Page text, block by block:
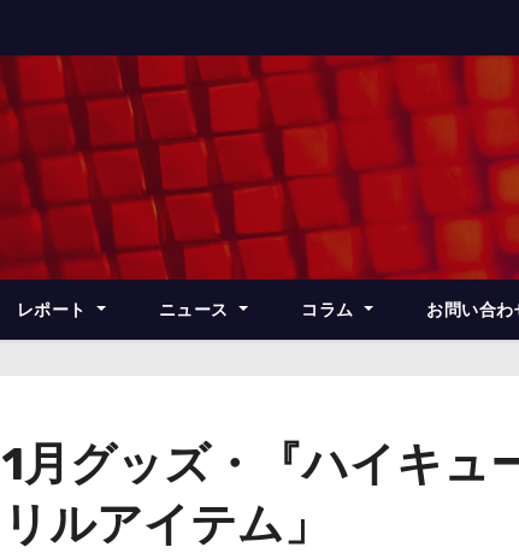
レポート ニュース コラム お問い合わ
月グッズ・『ハイキュ
ルアイテム」